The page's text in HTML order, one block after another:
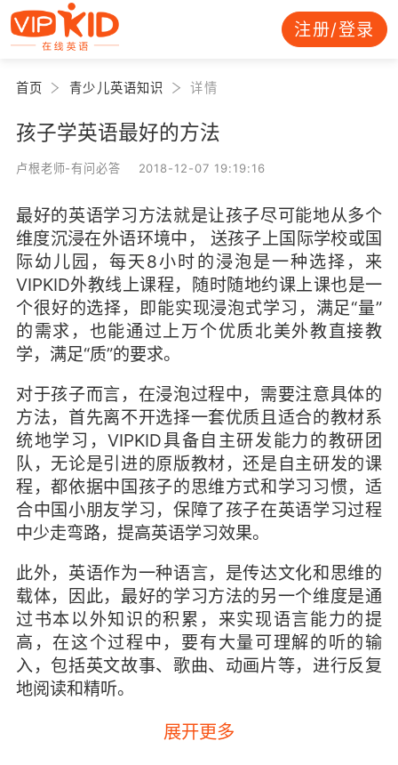
注册/登录
首页 青少儿英语知识 详情
孩子学英语最好的方法
卢根老师-有问必答 2018-12-07 19:19:16
最好的英语学习方法就是让孩子尽可能地从多个
维度沉浸在外语环境中， 送孩子上国际学校或国
际幼儿园，每天8小时的浸泡是一种选择，来
VIPKID外教线上课程，随时随地约课上课也是一
个很好的选择，即能实现浸泡式学习，满足“量”
的需求，也能通过上万个优质北美外教直接教
学，满足“质”的要求。
对于孩子而言，在浸泡过程中，需要注意具体的
方法，首先离不开选择一套优质且适合的教材系
统地学习，VIPKID具备自主研发能力的教研团
队，无论是引进的原版教材，还是自主研发的课
程，都依据中国孩子的思维方式和学习习惯，适
合中国小朋友学习，保障了孩子在英语学习过程
中少走弯路，提高英语学习效果。
此外，英语作为一种语言，是传达文化和思维的
载体，因此，最好的学习方法的另一个维度是通
过书本以外知识的积累，来实现语言能力的提
高，在这个过程中，要有大量可理解的听的输
入，包括英文故事、歌曲、动画片等，进行反复
地阅读和精听。
在这个过程中，也要注重内容的选择，结合孩子
展开更多